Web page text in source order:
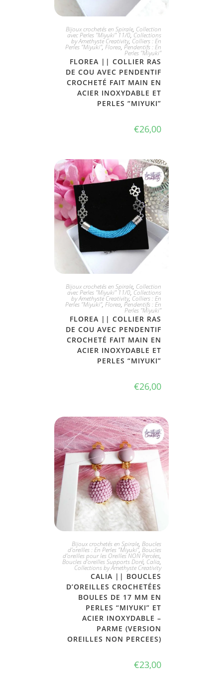
JE L'ADOPTE
Bijoux crochetés en Spirale, Collection
avec Perles "Miyuki" 11/0,Collections
by Amethyste Creativity,Colliers : En
Perles "Miyuki", Florea, Pendentifs : En
Perles "Miyuki"
FLOREA || COLLIER RAS
DE COU AVEC PENDENTIF
CROCHETÉ FAIT MAIN EN
ACIER INOXYDABLE ET
PERLES “MIYUKI”
€26,00
JE L'ADOPTE
Bijoux crochetés en Spirale, Collection
avec Perles "Miyuki" 11/0,Collections
by Amethyste Creativity,Colliers : En
Perles "Miyuki", Florea, Pendentifs : En
Perles "Miyuki"
FLOREA || COLLIER RAS
DE COU AVEC PENDENTIF
CROCHETÉ FAIT MAIN EN
ACIER INOXYDABLE ET
PERLES “MIYUKI”
€26,00
JE L'ADOPTE
Bijoux crochetés en Spirale, Boucles
d'oreilles : En Perles "Miyuki", Boucles
d'oreilles pour les Oreilles NON Percées,
Boucles d'oreilles Supports Doré, Calia,
Collections by Amethyste Creativity
CALIA || BOUCLES
D’OREILLES CROCHETÉES
BOULES DE 17 MM EN
PERLES “MIYUKI” ET
ACIER INOXYDABLE –
PARME (VERSION
OREILLES NON PERCEES)
€23,00